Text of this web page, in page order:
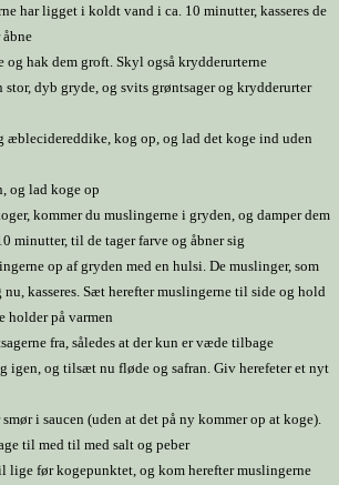
har ligget i koldt vand i ca. 10 minutter, kasseres de
åbne
og hak dem groft. Skyl også krydderurterne
stor, dyb gryde, og svits grøntsager og krydderurter
æblecidereddike, kog op, og lad det koge ind uden
og lad koge op
kommer du muslingerne i gryden, og damper dem
minutter, til de tager farve og åbner sig
op af gryden med en hulsi. De muslinger, som
kasseres. Sæt herefter muslingerne til side og hold
holder på varmen
fra, således at der kun er væde tilbage
igen, og tilsæt nu fløde og safran. Giv herefeter et nyt
i saucen (uden at det på ny kommer op at koge).
til med til med salt og peber
lige før kogepunktet, og kom herefter muslingerne